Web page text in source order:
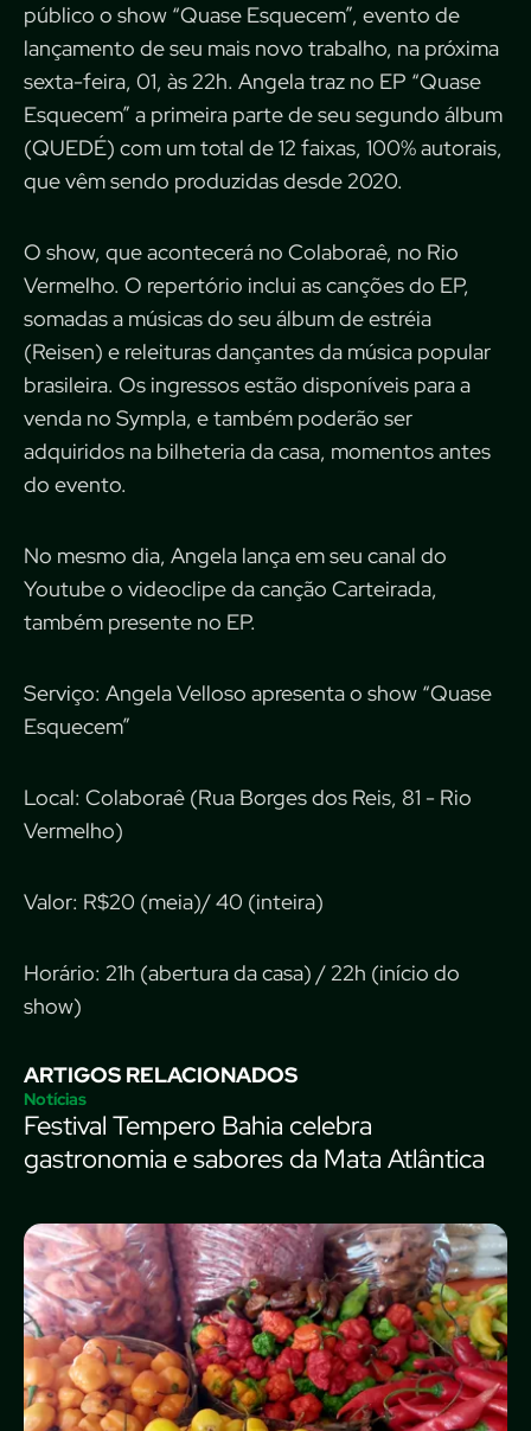
público o show “Quase Esquecem”, evento de
lançamento de seu mais novo trabalho, na próxima
sexta-feira, 01, às 22h. Angela traz no EP “Quase
Esquecem” a primeira parte de seu segundo álbum
(QUEDÉ) com um total de 12 faixas, 100% autorais,
que vêm sendo produzidas desde 2020.
O show, que acontecerá no Colaboraê, no Rio
Vermelho. O repertório inclui as canções do EP,
somadas a músicas do seu álbum de estréia
(Reisen) e releituras dançantes da música popular
brasileira. Os ingressos estão disponíveis para a
venda no Sympla, e também poderão ser
adquiridos na bilheteria da casa, momentos antes
do evento.
No mesmo dia, Angela lança em seu canal do
Youtube o videoclipe da canção Carteirada,
também presente no EP.
Serviço: Angela Velloso apresenta o show “Quase
Esquecem”
Local: Colaboraê (Rua Borges dos Reis, 81 - Rio
Vermelho)
Valor: R$20 (meia)/ 40 (inteira)
Horário: 21h (abertura da casa) / 22h (início do
show)
ARTIGOS RELACIONADOS
Notícias
Festival Tempero Bahia celebra
gastronomia e sabores da Mata Atlântica